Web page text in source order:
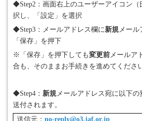
◆Step2 ：画面右上のユーザーアイコン
択し、「設定」を選択
◆Step3 ：メールアドレス欄に新規メール
「保存」を押下
※「保存」を押下しても変更前メールア
合も、そのままお手続きを進めてくださ
◆Step4 ： 新規メールアドレス宛に以下
送付されます。
送信元：no-reply@o3.jaf.or.jp